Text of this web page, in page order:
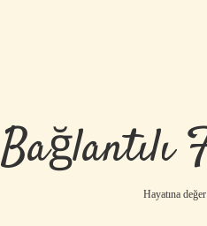
Bağlantılı
Hayatına